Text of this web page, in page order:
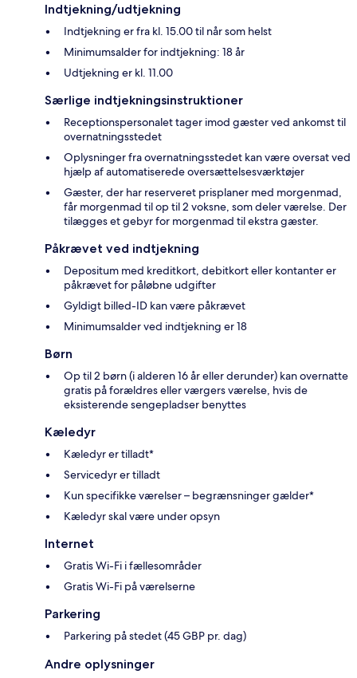
Indtjekning/udtjekning
Indtjekning er fra kl. 15.00 til når som helst
Minimumsalder for indtjekning: 18 år
Udtjekning er kl. 11.00
Særlige indtjekningsinstruktioner
Receptionspersonalet tager imod gæster ved ankomst til
overnatningsstedet
Oplysninger fra overnatningsstedet kan være oversat ved
hjælp af automatiserede oversættelsesværktøjer
Gæster, der har reserveret prisplaner med morgenmad,
får morgenmad til op til 2 voksne, som deler værelse. Der
tilægges et gebyr for morgenmad til ekstra gæster.
Påkrævet ved indtjekning
Depositum med kreditkort, debitkort eller kontanter er
påkrævet for påløbne udgifter
Gyldigt billed-ID kan være påkrævet
Minimumsalder ved indtjekning er 18
Børn
Op til 2 børn (i alderen 16 år eller derunder) kan overnatte
gratis på forældres eller værgers værelse, hvis de
eksisterende sengepladser benyttes
Kæledyr
Kæledyr er tilladt*
Servicedyr er tilladt
Kun specifikke værelser – begrænsninger gælder*
Kæledyr skal være under opsyn
Internet
Gratis Wi-Fi i fællesområder
Gratis Wi-Fi på værelserne
Parkering
Parkering på stedet (45 GBP pr. dag)
Andre oplysninger